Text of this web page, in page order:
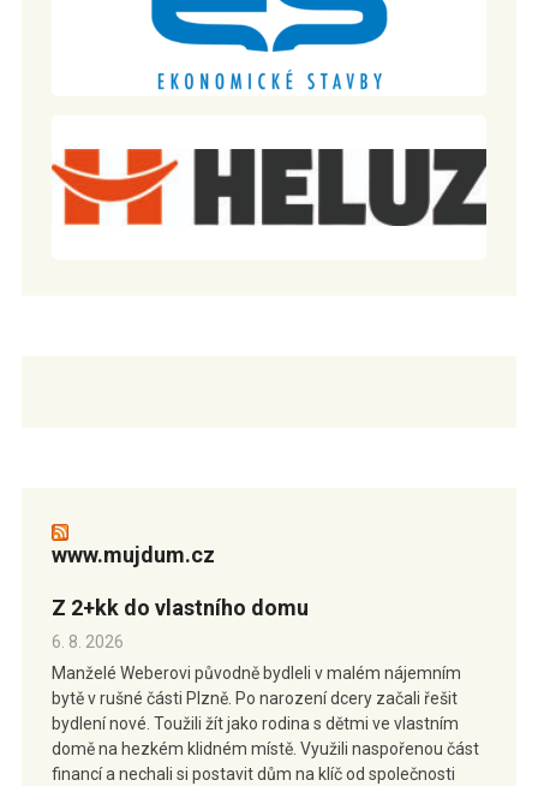
www.mujdum.cz
Z 2+kk do vlastního domu
6. 8. 2026
Manželé Weberovi původně bydleli v malém nájemním
bytě v rušné části Plzně. Po narození dcery začali řešit
bydlení nové. Toužili žít jako rodina s dětmi ve vlastním
domě na hezkém klidném místě. Využili naspořenou část
financí a nechali si postavit dům na klíč od společnosti